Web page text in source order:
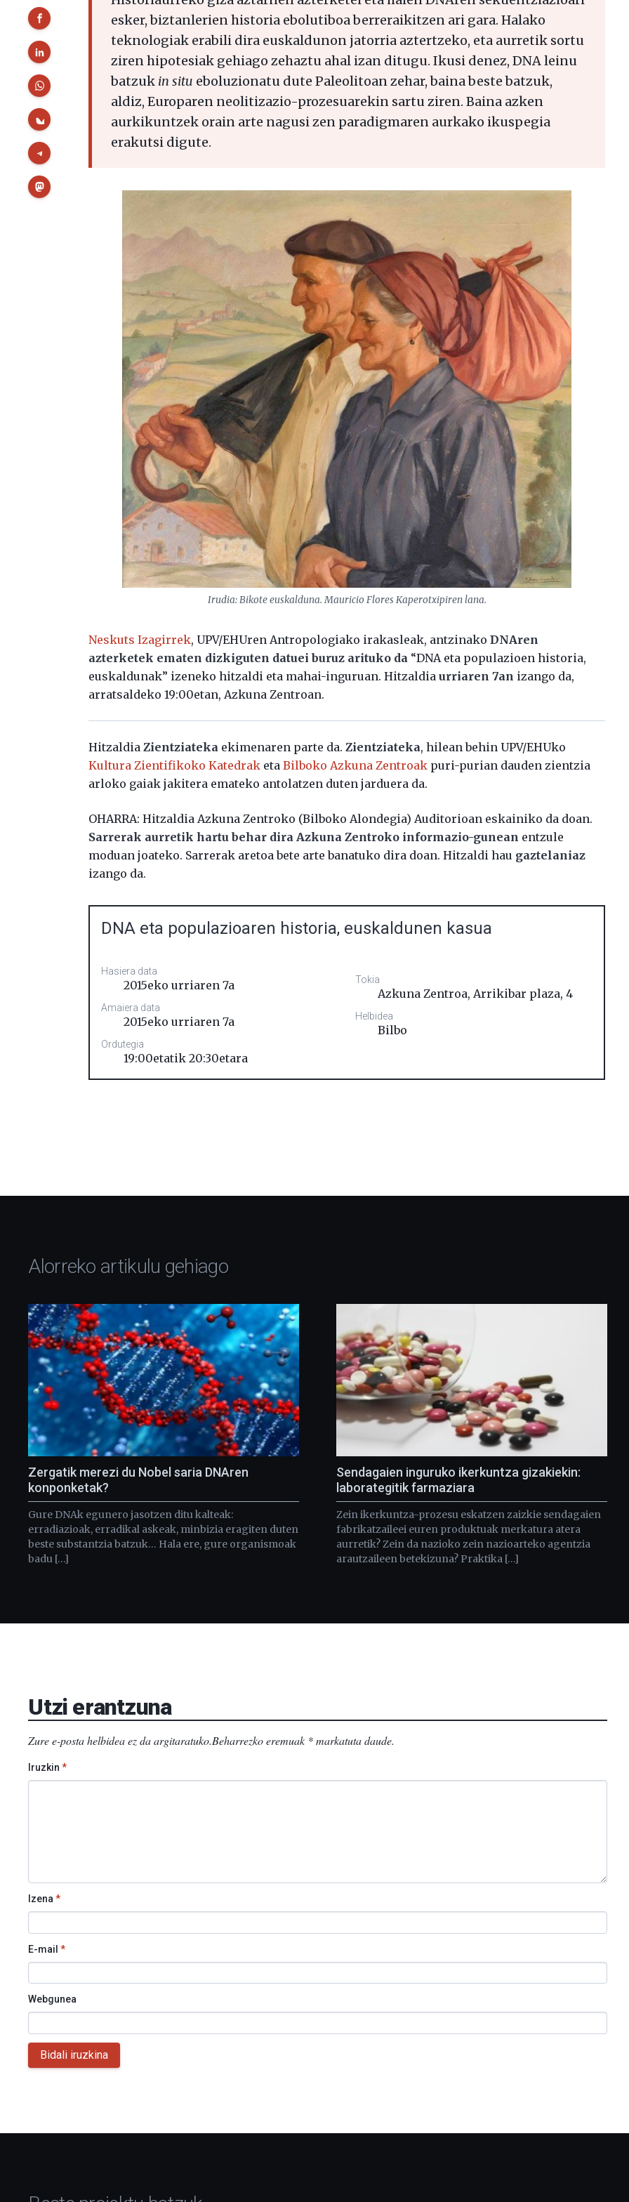
esker, biztanlerien historia ebolutiboa berreraikitzen ari gara. Halako
teknologiak erabili dira euskaldunon jatorria aztertzeko, eta aurretik sortu
ziren hipotesiak gehiago zehaztu ahal izan ditugu. Ikusi denez, DNA leinu
batzuk in situ eboluzionatu dute Paleolitoan zehar, baina beste batzuk,
aldiz, Europaren neolitizazio-prozesuarekin sartu ziren. Baina azken
aurkikuntzek orain arte nagusi zen paradigmaren aurkako ikuspegia
erakutsi digute.
Irudia: Bikote euskalduna. Mauricio Flores Kaperotxipiren lana.
Neskuts Izagirrek, UPV/EHUren Antropologiako irakasleak, antzinakoDNAren
azterketek ematen dizkiguten datuei buruz arituko da “DNA eta populazioen historia,
euskaldunak” izeneko hitzaldi eta mahai-inguruan. Hitzaldiaurriaren 7an izango da,
arratsaldeko 19:00etan, Azkuna Zentroan.
HitzaldiaZientziateka ekimenaren parte da.Zientziateka, hilean behin UPV/EHUko
Kultura Zientifikoko Katedrak etaBilboko Azkuna Zentroak puri-purian dauden zientzia
arloko gaiak jakitera emateko antolatzen duten jarduera da.
OHARRA: Hitzaldia Azkuna Zentroko (Bilboko Alondegia) Auditorioan eskainiko da doan.
Sarrerak aurretik hartu behar dira Azkuna Zentroko informazio-gunean entzule
moduan joateko. Sarrerak aretoa bete arte banatuko dira doan. Hitzaldi hau gaztelaniaz
izango da.
DNA eta populazioaren historia, euskaldunen kasua
Hasiera data
2015eko urriaren 7a
Amaiera data
2015eko urriaren 7a
Ordutegia
19:00etatik 20:30etara
Tokia
Azkuna Zentroa, Arrikibar plaza, 4
Helbidea
Bilbo
Alorreko artikulu gehiago
Zergatik merezi du Nobel saria DNAren
konponketak?
Gure DNAk egunero jasotzen ditu kalteak:
erradiazioak, erradikal askeak, minbizia eragiten duten
beste substantzia batzuk… Hala ere, gure organismoak
badu […]
Sendagaien inguruko ikerkuntza gizakiekin:
laborategitik farmaziara
Zein ikerkuntza-prozesu eskatzen zaizkie sendagaien
fabrikatzaileei euren produktuak merkatura atera
aurretik? Zein da nazioko zein nazioarteko agentzia
arautzaileen betekizuna? Praktika […]
Utzi erantzuna
Zure e-posta helbidea ez da argitaratuko.Beharrezko eremuak *markatuta daude.
Iruzkin*
Izena*
E-mail*
Webgunea
Bidali iruzkina